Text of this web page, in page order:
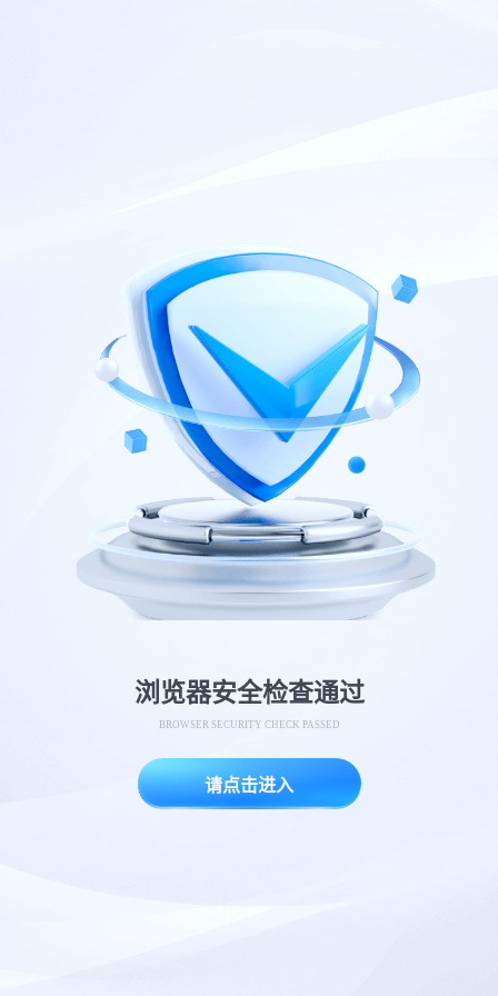
浏览器安全检查通过
BROWSER SECURITY CHECK PASSED
请点击进入